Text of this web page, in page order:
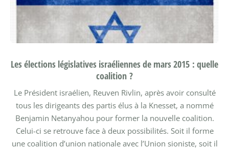
Les élections législatives israéliennes de mars 2015 : quelle
coalition ?
Le Président israélien, Reuven Rivlin, après avoir consulté
tous les dirigeants des partis élus à la Knesset, a nommé
Benjamin Netanyahou pour former la nouvelle coalition.
Celui-ci se retrouve face à deux possibilités. Soit il forme
une coalition d’union nationale avec l’Union sioniste, soit il